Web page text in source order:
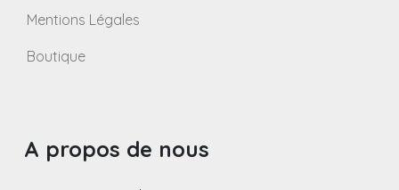
Mentions Légales
Boutique
A propos de nous